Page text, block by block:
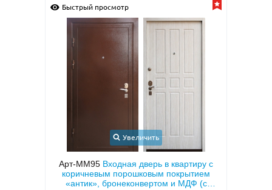
в квартиру с
покрытием
Быстрый просмотр
Увеличить
Арт-ММ50Входная квартирная дверь с
МДФ ПВХ коричневого цвета с двух
сторон